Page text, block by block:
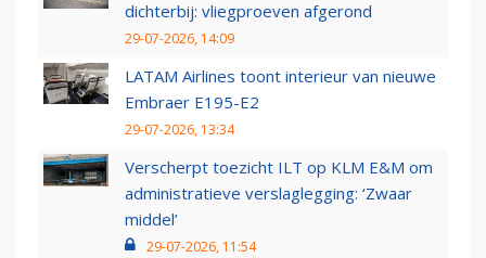
dichterbij: vliegproeven afgerond
29-07-2026, 14:09
LATAM Airlines toont interieur van nieuwe
Embraer E195-E2
29-07-2026, 13:34
Verscherpt toezicht ILT op KLM E&M om
administratieve verslaglegging: ‘Zwaar
middel’
29-07-2026, 11:54